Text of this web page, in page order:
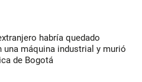
habría quedado
una máquina industrial y murió
de Bogotá